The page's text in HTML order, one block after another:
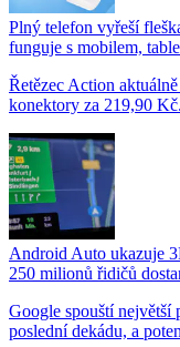
Plný telefon vyřeší
funguje s mobilem,
Řetězec Action
konektory za 219,90
Android Auto ukazuje
250 milionů řidičů
Google spouští největší
poslední dekádu, a